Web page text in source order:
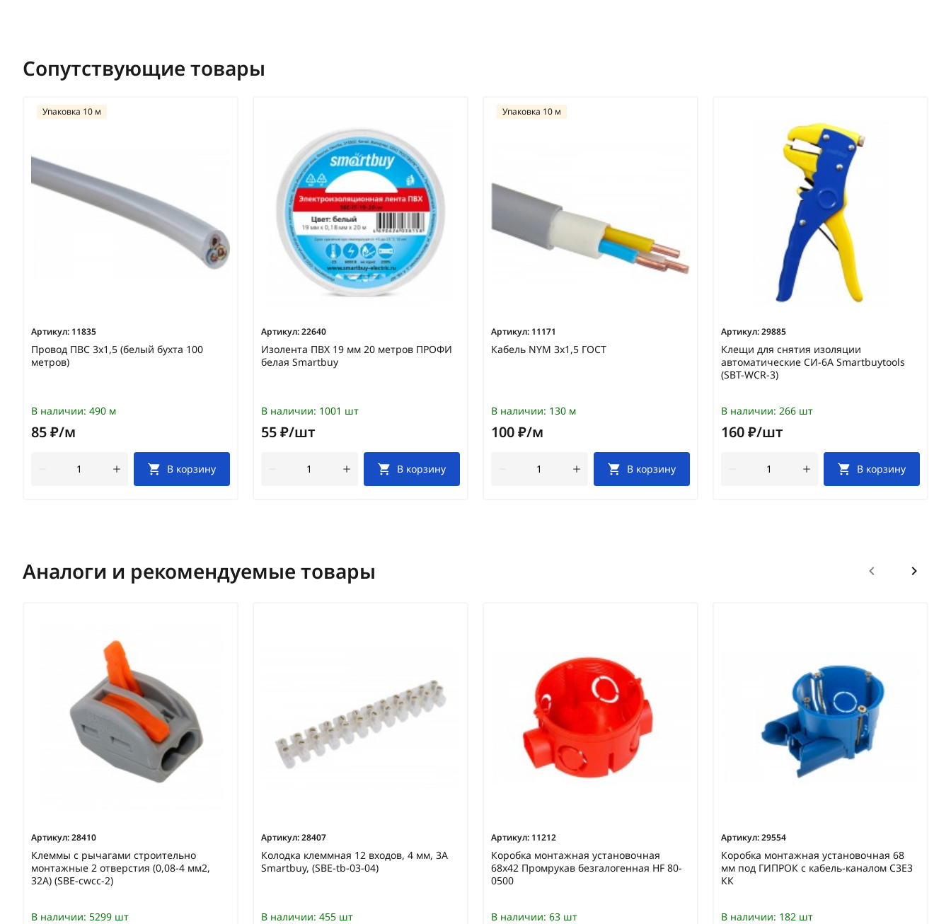
Сопутствующие товары
Артикул: 11835
Провод ПВС 3х1,5 (белый бухта 100
метров)
Упаковка 10 м
В наличии: 490 м
85 ₽/м
В корзину
Артикул:22640
Изолента ПВХ 19 мм 20 метров ПРОФИ
белая Smartbuy
В наличии: 1001 шт
55 ₽/шт
В корзину
Артикул: 11171
Кабель NYM 3х1,5 ГОСТ
Упаковка 10 м
В наличии: 130 м
100 ₽/м
В корзину
Артикул:29885
Клещи для снятия изоляции
автоматические СИ-6А Smartbuytools
(SBT-WCR-3)
В наличии: 266 шт
160 ₽/шт
В корзину
Аналоги и рекомендуемые товары
Артикул:28410
Клеммы с рычагами строительно
монтажные 2 отверстия (0,08-4 мм2,
32А) (SBE-cwcc-2)
В наличии: 5299 шт
Артикул:28407
Колодка клеммная 12 входов, 4 мм, 3А
Smartbuy, (SBE-tb-03-04)
В наличии: 455 шт
Артикул: 11212
Коробка монтажная установочная
68х42 Промрукав безгалогенная HF 80-
0500
В наличии: 63 шт
Артикул:29554
Коробка монтажная установочная 68
мм под ГИПРОК с кабель-каналом С3Е3
КК
В наличии: 182 шт